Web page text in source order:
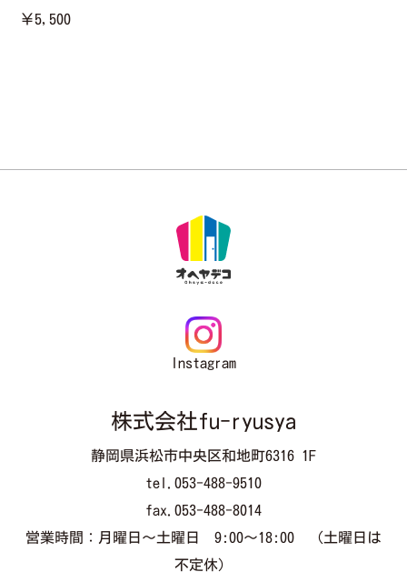
￥5,500
Instagram
株式会社fu-ryusya
静岡県浜松市中央区和地町6316 1F
tel.053-488-9510
fax.053-488-8014
営業時間：月曜日～土曜日 9:00～18:00 （土曜日は
不定休）